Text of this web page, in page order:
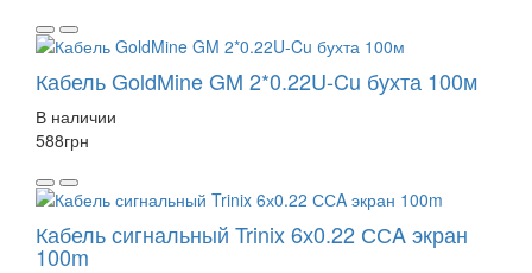
Кабель GoldMine GM 2*0.22U-Cu бухта 100м
В наличии
588грн
Кабель сигнальный Trinix 6х0.22 ССA экран
100m